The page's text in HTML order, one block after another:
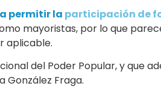
permitir la participación de
mayoristas, por lo que
aplicable.
del Poder Popular, y que
González Fraga.